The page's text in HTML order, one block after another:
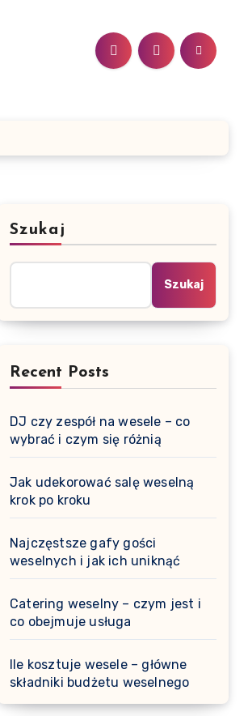
Szukaj
Szukaj
Recent Posts
DJ czy zespół na wesele – co
wybrać i czym się różnią
Jak udekorować salę weselną
krok po kroku
Najczęstsze gafy gości
weselnych i jak ich uniknąć
Catering weselny – czym jest i
co obejmuje usługa
Ile kosztuje wesele – główne
składniki budżetu weselnego